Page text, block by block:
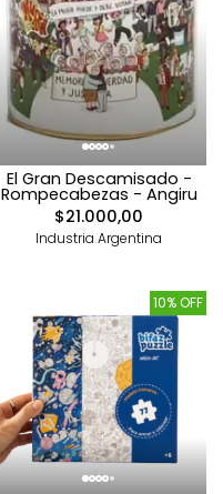
El Gran Descamisado -
Rompecabezas - Angiru
$21.000,00
Industria Argentina
10% OFF